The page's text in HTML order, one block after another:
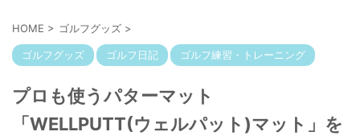
HOME > ゴルフグッズ >
ゴルフグッズ ゴルフ日記 ゴルフ練習・トレーニング
プロも使うパターマット
「WELLPUTT(ウェルパット)マット」を